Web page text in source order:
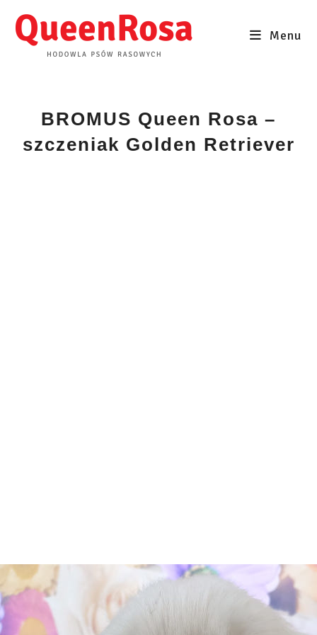
content
Menu
BROMUS Queen Rosa –
szczeniak Golden Retriever